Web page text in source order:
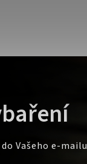
Vašeho e-mailu